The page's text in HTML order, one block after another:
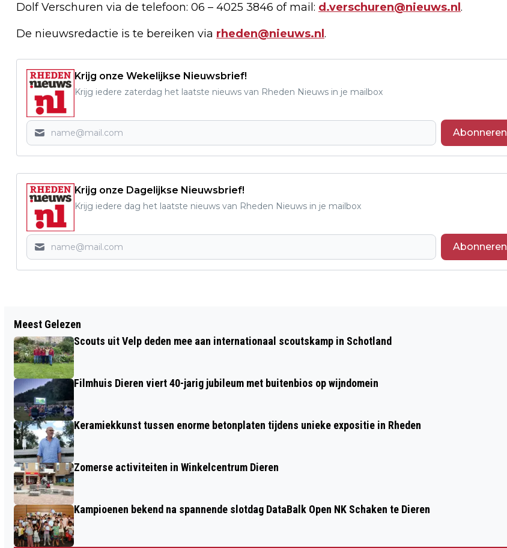
Dolf Verschuren via de telefoon: 06 – 4025 3846 of mail: d.verschuren@nieuws.nl .
De nieuwsredactie is te bereiken via rheden@nieuws.nl .
Krijg onze Wekelijkse Nieuwsbrief!
Krijg iedere zaterdag het laatste nieuws van Rheden Nieuws in je mailbox
Abonneren
Krijg onze Dagelijkse Nieuwsbrief!
Krijg iedere dag het laatste nieuws van Rheden Nieuws in je mailbox
Abonneren
DIGIPLAY: MAAK JE EIGEN HOLOGRAM
EEN RUSTIG THUIS
Meest Gelezen
Scouts uit Velp deden mee aan internationaal scoutskamp in Schotland
Filmhuis Dieren viert 40-jarig jubileum met buitenbios op wijndomein
Keramiekkunst tussen enorme betonplaten tijdens unieke expositie in Rheden
Zomerse activiteiten in Winkelcentrum Dieren
Kampioenen bekend na spannende slotdag DataBalk Open NK Schaken te Dieren